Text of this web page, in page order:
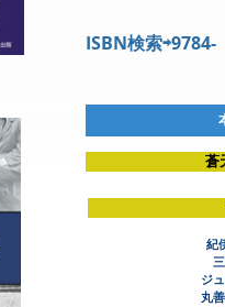
ISBN検索⇨9784-
蒼
紀
ジ
丸